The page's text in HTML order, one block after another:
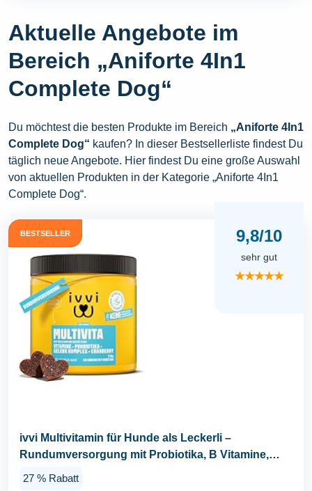
Aktuelle Angebote im
Bereich „Aniforte 4In1
Complete Dog“
Du möchtest die besten Produkte im Bereich „Aniforte 4In1
Complete Dog“ kaufen? In dieser Bestsellerliste findest Du
täglich neue Angebote. Hier findest Du eine große Auswahl
von aktuellen Produkten in der Kategorie „Aniforte 4In1
Complete Dog“.
BESTSELLER 9,8/10
sehr gut
★★★★★
ivvi Multivitamin für Hunde als Leckerli –
Rundumversorgung mit Probiotika, B Vitamine,
27 % Rabatt